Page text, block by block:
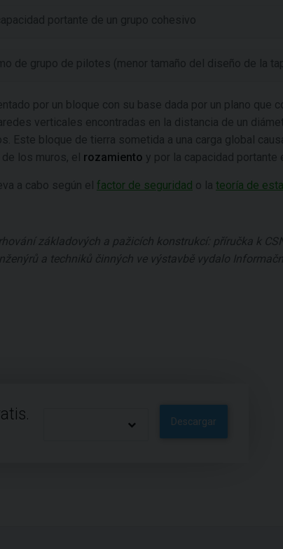
portante de un grupo cohesivo
de grupo de pilotes (menor tamaño del diseño de la
por un bloque con su base dada por un plano que
verticales encontradas en la distancia de un
Este bloque de tierra sometida a una carga global
los muros, el rozamiento y por la capacidad portante
a cabo según el factor de seguridad o la teoría de
základových a pažicích konstrukcí: příručka k
a techniků činných ve výstavbě vydalo
Descargar